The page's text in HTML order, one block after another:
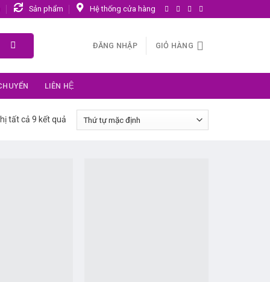
Sản phẩm Hệ thống cửa hàng
ĐĂNG NHẬP GIỎ HÀNG
LIÊN HỆ
tất cả 9 kết quả